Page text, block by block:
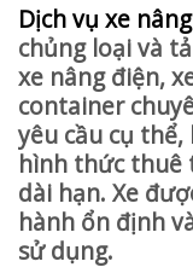
Dịch vụ xe nâng
chủng loại và
xe nâng điện,
container
yêu cầu cụ
hình thức thuê
dài hạn. Xe
hành ổn định
sử dụng.